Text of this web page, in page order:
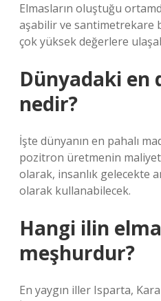
Elmasların oluştuğu
aşabilir ve santimetrekare
çok yüksek değerlere
Dünyadaki en
nedir?
İşte dünyanın en pahalı
pozitron üretmenin
olarak, insanlık gelecekte
olarak kullanabilecek.
Hangi ilin
meşhurdur?
En yaygın iller Isparta,